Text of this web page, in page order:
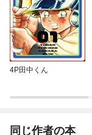
4P田中くん
同じ作者の本